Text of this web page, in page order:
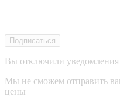
Подписаться
Вы отключили уведомления
Мы не сможем отправить
цены